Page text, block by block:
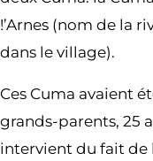
!’Arnes (nom de la
dans le village).
Ces Cuma avaient
grands-parents, 25
intervient du fait de